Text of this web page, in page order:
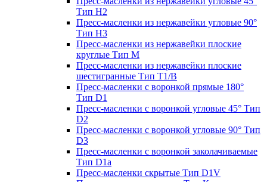
Тип H2
Пресс-масленки из нержавейки угловые 90°
Тип H3
Пресс-масленки из нержавейки плоские
круглые Тип M
Пресс-масленки из нержавейки плоские
шестигранные Тип T1/B
Пресс-масленки с воронкой прямые 180°
Тип D1
Пресс-масленки с воронкой угловые 45° Тип
D2
Пресс-масленки с воронкой угловые 90° Тип
D3
Пресс-масленки с воронкой заколачиваемые
Тип D1a
Пресс-масленки скрытые Тип D1V